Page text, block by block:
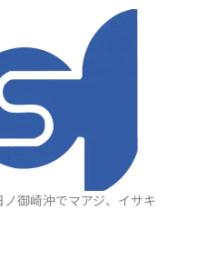
御崎沖でマアジ、イサキ